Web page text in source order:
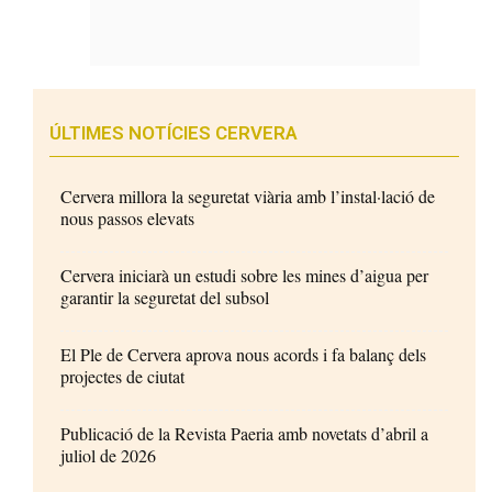
ÚLTIMES NOTÍCIES CERVERA
Cervera millora la seguretat viària amb l’instal·lació de
nous passos elevats
Cervera iniciarà un estudi sobre les mines d’aigua per
garantir la seguretat del subsol
El Ple de Cervera aprova nous acords i fa balanç dels
projectes de ciutat
Publicació de la Revista Paeria amb novetats d’abril a
juliol de 2026